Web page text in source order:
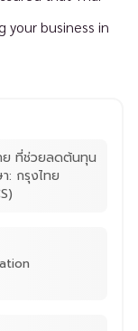
your business in
ย ที่ช่วยลดต้นทุน
: กรุงไทย